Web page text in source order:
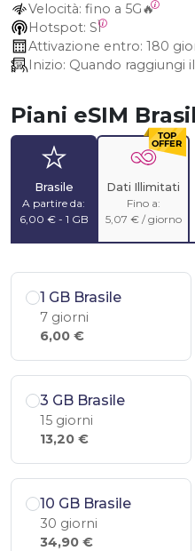
Velocità: fino a 5G🔥
Hotspot: SÌ
Attivazione entro: 180
Inizio: Quando raggiungi
Piani eSIM
Brasile
A partire da:
6,00 € - 1 GB
Dati Illimitati
Fino a:
5,07 € / giorno
1 GB Brasile
7 giorni
6,00 €
3 GB Brasile
15 giorni
13,20 €
10 GB Brasile
30 giorni
34,90 €